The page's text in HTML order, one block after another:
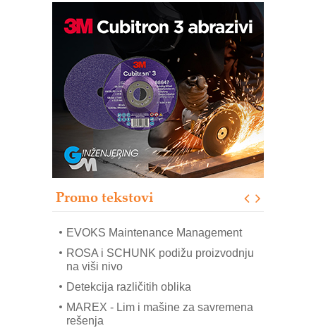
Promo tekstovi
Trajna oznaka kao dugoročna korist
Bezbednost na prvom mestu!
IB BLUMENAUER - više od 40 godina
poverenja u industriji
RMQ-TITAN ADVANCED INDICATOR
– Pametna signalizacija za efikasnije
upravljanje mašinama
Sigurnije ispitivanje transformatora u
solarnim elektranama i vetroparkovima
EVOKS Maintenance Management
ROSA i SCHUNK podižu proizvodnju
na viši nivo
Detekcija različitih oblika
MAREX - Lim i mašine za savremena
rešenja